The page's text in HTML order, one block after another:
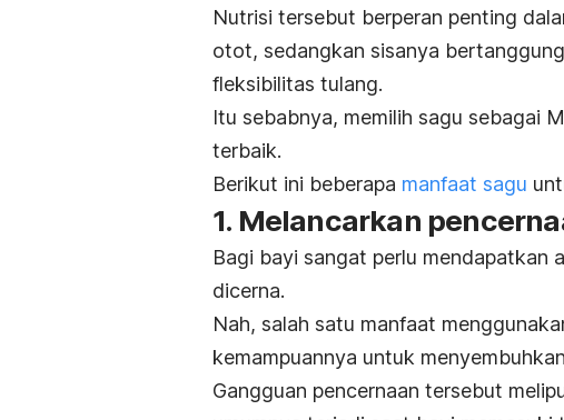
Nutrisi tersebut berperan penting
otot, sedangkan sisanya
fleksibilitas tulang.
Itu sebabnya, memilih sagu sebagai
terbaik.
Berikut ini beberapa manfaat sagu
1. Melancarkan
Bagi bayi sangat perlu mendapatkan
dicerna.
Nah, salah satu manfaat
kemampuannya untuk
Gangguan pencernaan tersebut